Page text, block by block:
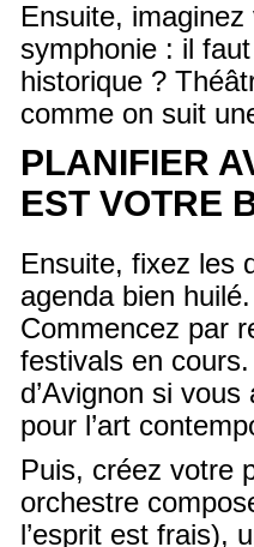
Ensuite, imaginez
symphonie : il
historique ?
comme on suit
PLANIFIER
EST VOTRE
Ensuite, fixez les
agenda bien huilé.
Commencez par
festivals en
d’Avignon si
pour l’art
Puis, créez votre
orchestre
l’esprit est frais),